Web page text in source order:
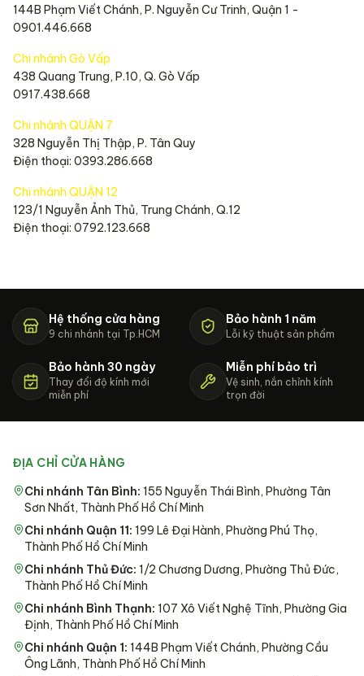
144B Phạm Viết Chánh, P. Nguyễn Cư Trinh, Quận 1 -
0901.446.668
Chi nhánh Gò Vấp
438 Quang Trung, P.10, Q. Gò Vấp
0917.438.668
Chi nhánh QUẬN 7
328 Nguyễn Thị Thập, P. Tân Quy
Điện thoại: 0393.286.668
Chi nhánh QUẬN 12
123/1 Nguyễn Ảnh Thủ, Trung Chánh, Q.12
Điện thoại: 0792.123.668
Hệ thống cửa hàng
9 chi nhánh tại Tp.HCM
Bảo hành 1 năm
Lỗi kỹ thuật sản phẩm
Bảo hành 30 ngày
Thay đổi độ kính mới
miễn phí
Miễn phí bảo trì
Vệ sinh, nắn chỉnh kính
trọn đời
ĐỊA CHỈ CỬA HÀNG
Chi nhánh Tân Bình: 155 Nguyễn Thái Bình, Phường Tân
Sơn Nhất, Thành Phố Hồ Chí Minh
Chi nhánh Quận 11: 199 Lê Đại Hành, Phường Phú Thọ,
Thành Phố Hồ Chí Minh
Chi nhánh Thủ Đức: 1/2 Chương Dương, Phường Thủ Đức,
Thành Phố Hồ Chí Minh
Chi nhánh Bình Thạnh: 107 Xô Viết Nghệ Tĩnh, Phường Gia
Định, Thành Phố Hồ Chí Minh
Chi nhánh Quận 1: 144B Phạm Viết Chánh, Phường Cầu
Ông Lãnh, Thành Phố Hồ Chí Minh